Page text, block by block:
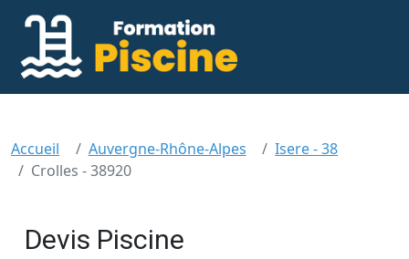
Accueil Auvergne-Rhône-Alpes
Isere - 38
Crolles - 38920
Devis Piscine